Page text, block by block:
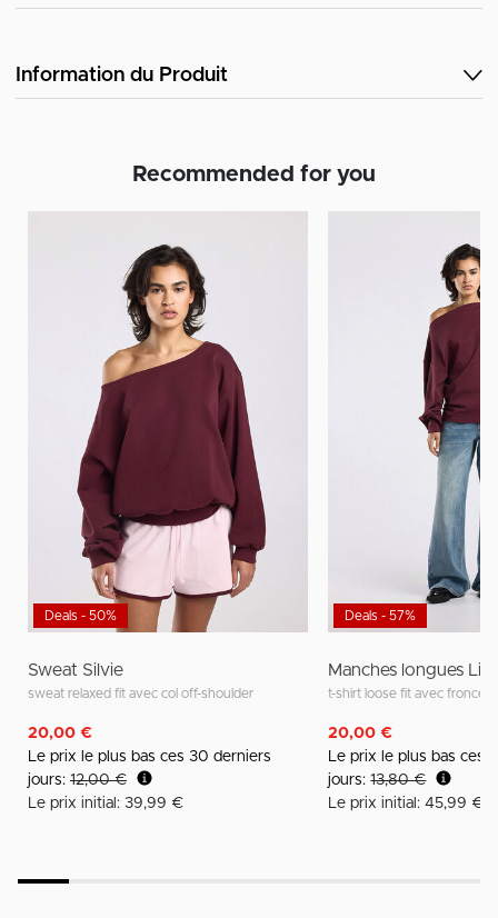
Information du Produit
Recommended for you
Deals - 50%
Sweat Silvie
sweat relaxed fit avec col off-shoulder
20,00 €
Le prix le plus bas ces 30 derniers
jours: 12,00 €
Le prix initial: 39,99 €
Deals - 57%
Manches longues
t-shirt loose fit avec fronces
20,00 €
Le prix le plus bas ces
jours:13,80 €
Le prix initial: 45,99 €